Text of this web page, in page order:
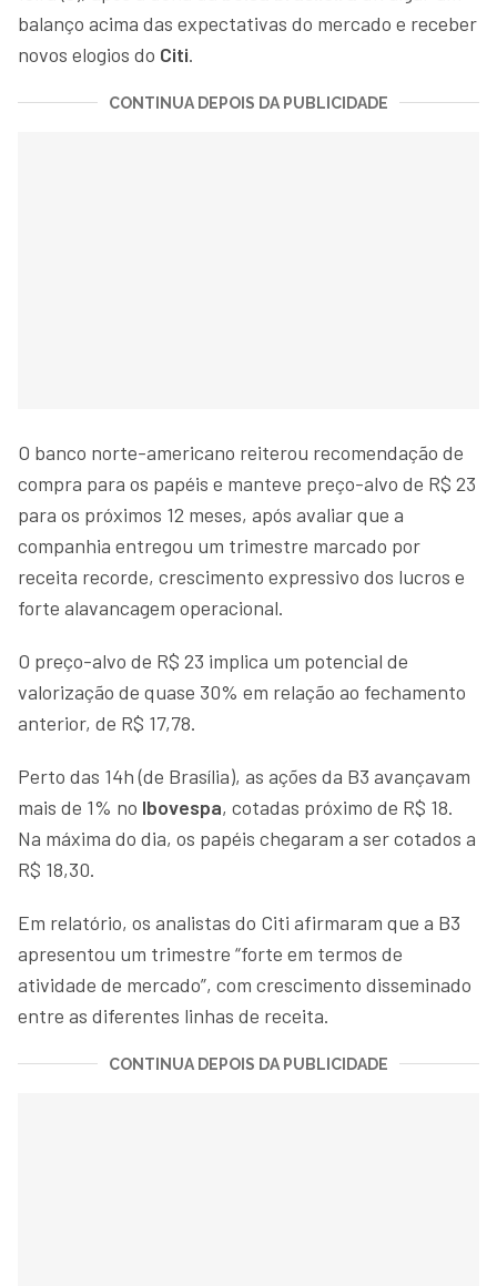
balanço acima das expectativas do mercado e receber
novos elogios do Citi.
CONTINUA DEPOIS DA PUBLICIDADE
O banco norte-americano reiterou recomendação de
compra para os papéis e manteve preço-alvo de R$ 23
para os próximos 12 meses, após avaliar que a
companhia entregou um trimestre marcado por
receita recorde, crescimento expressivo dos lucros e
forte alavancagem operacional.
O preço-alvo de R$ 23 implica um potencial de
valorização de quase 30% em relação ao fechamento
anterior, de R$ 17,78.
Perto das 14h (de Brasília), as ações da B3 avançavam
mais de 1% no Ibovespa, cotadas próximo de R$ 18.
Na máxima do dia, os papéis chegaram a ser cotados a
R$ 18,30.
Em relatório, os analistas do Citi afirmaram que a B3
apresentou um trimestre “forte em termos de
atividade de mercado”, com crescimento disseminado
entre as diferentes linhas de receita.
CONTINUA DEPOIS DA PUBLICIDADE